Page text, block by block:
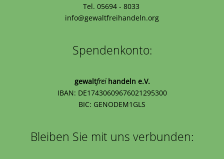
Tel. 05694 - 8033
info@gewaltfreihandeln.org
Spendenkonto:
gewaltfreihandeln e.V.
IBAN: DE17430609676021295300
BIC: GENODEM1GLS
Bleiben Sie mit uns verbunden: